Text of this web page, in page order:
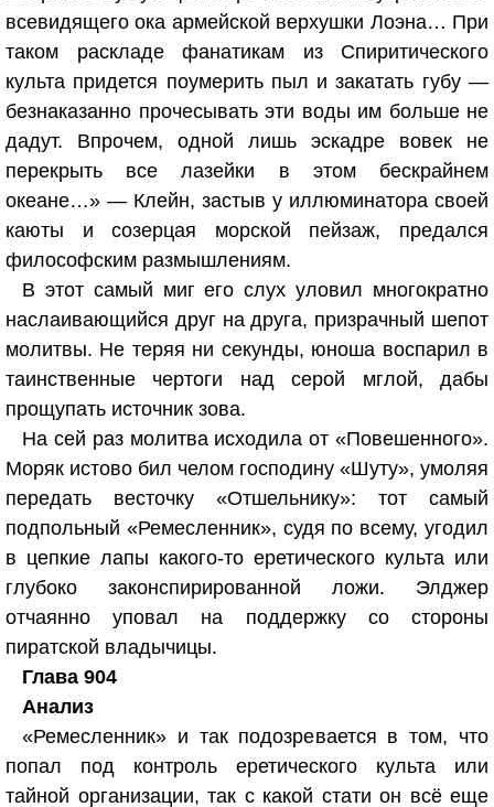
всевидящего ока армейской верхушки Лоэна… При
таком раскладе фанатикам из Спиритического
культа придется поумерить пыл и закатать губу —
безнаказанно прочесывать эти воды им больше не
дадут. Впрочем, одной лишь эскадре вовек не
перекрыть все лазейки в этом бескрайнем
океане…» — Клейн, застыв у иллюминатора своей
каюты и созерцая морской пейзаж, предался
философским размышлениям.
В этот самый миг его слух уловил многократно
наслаивающийся друг на друга, призрачный шепот
молитвы. Не теряя ни секунды, юноша воспарил в
таинственные чертоги над серой мглой, дабы
прощупать источник зова.
На сей раз молитва исходила от «Повешенного».
Моряк истово бил челом господину «Шуту», умоляя
передать весточку «Отшельнику»: тот самый
подпольный «Ремесленник», судя по всему, угодил
в цепкие лапы какого-то еретического культа или
глубоко законспирированной ложи. Элджер
отчаянно уповал на поддержку со стороны
пиратской владычицы.
Глава 904
Анализ
«Ремесленник» и так подозревается в том, что
попал под контроль еретического культа или
тайной организации, так с какой стати он всё еще